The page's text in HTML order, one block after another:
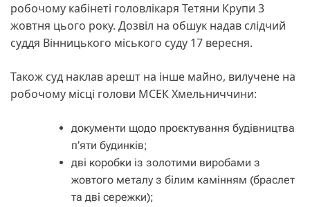
робочому кабінеті головлікаря Тетяни Крупи 3
жовтня цього року. Дозвіл на обшук надав слідчий
суддя Вінницького міського суду 17 вересня.
Також суд наклав арешт на інше майно, вилучене на
робочому місці голови МСЕК Хмельниччини:
документи щодо проєктування будівництва
п’яти будинків;
дві коробки із золотими виробами з
жовтого металу з білим камінням (браслет
та дві сережки);